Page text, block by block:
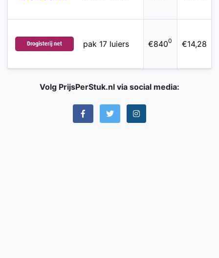
pak 17 luiers €8400 €14,28
Volg PrijsPerStuk.nl via social media: